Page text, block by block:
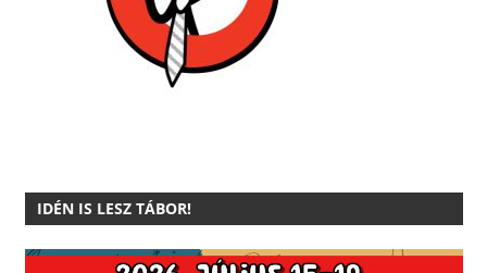
IDÉN IS LESZ TÁBOR!